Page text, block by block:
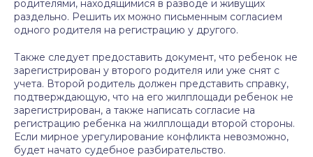
родителями, находящимися в разводе и живущих
раздельно. Решить их можно письменным согласием
одного родителя на регистрацию у другого.
Также следует предоставить документ, что ребенок не
зарегистрирован у второго родителя или уже снят с
учета. Второй родитель должен представить справку,
подтверждающую, что на его жилплощади ребенок не
зарегистрирован, а также написать согласие на
регистрацию ребенка на жилплощади второй стороны.
Если мирное урегулирование конфликта невозможно,
будет начато судебное разбирательство.